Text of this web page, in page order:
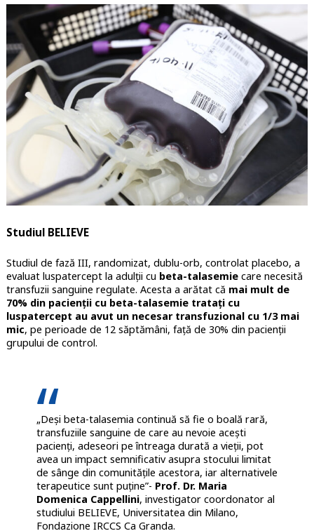
Studiul BELIEVE
Studiul de fază III, randomizat, dublu-orb, controlat placebo, a
evaluat luspatercept la adulții cu beta-talasemiecare necesită
transfuzii sanguine regulate. Acesta a arătat că mai mult de
70% din pacienții cu beta-talasemie tratați cu
luspatercept au avut un necesar transfuzional cu 1/3 mai
mic, pe perioade de 12 săptămâni, față de 30% din pacienții
grupului de control.
„Deși beta-talasemia continuă să fie o boală rară,
transfuziile sanguine de care au nevoie acești
pacienți, adeseori pe întreaga durată a vieții, pot
avea un impact semnificativ asupra stocului limitat
de sânge din comunitățile acestora, iar alternativele
terapeutice sunt puține”- Prof. Dr. Maria
Domenica Cappellini, investigator coordonator al
studiului BELIEVE, Universitatea din Milano,
Fondazione IRCCS Ca Granda.